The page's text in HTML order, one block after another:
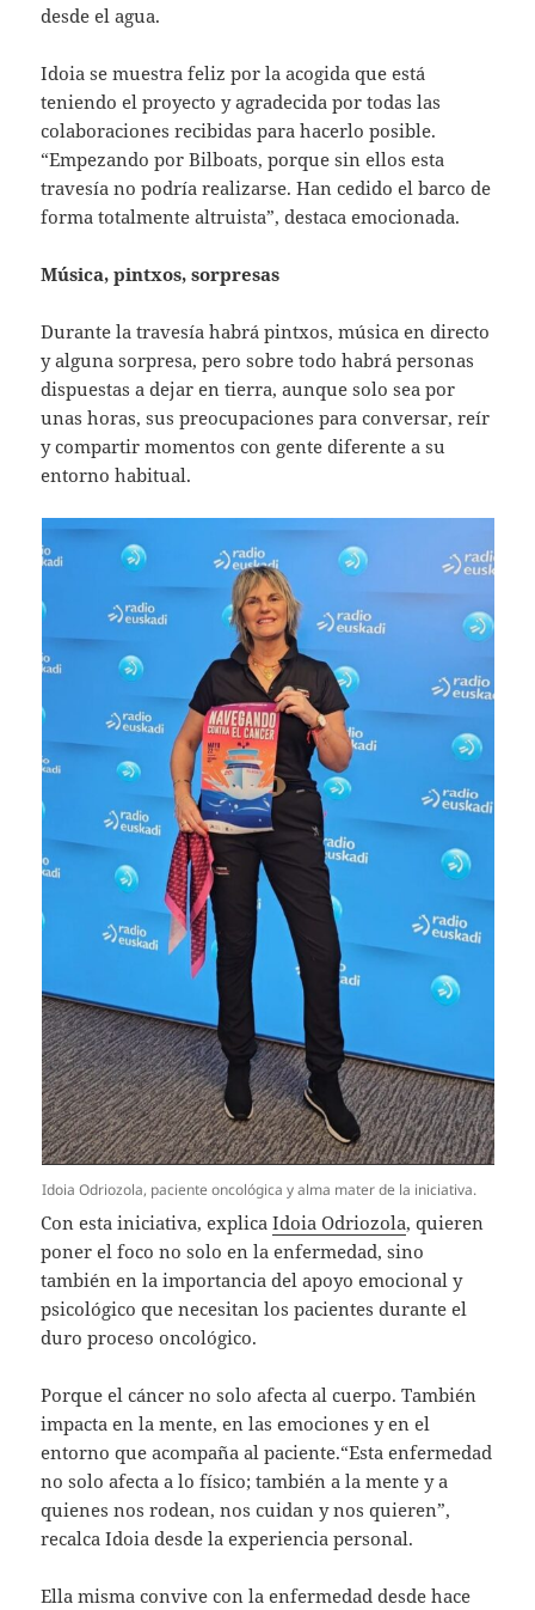
desde el agua.
Idoia se muestra feliz por la acogida que está
teniendo el proyecto y agradecida por todas las
colaboraciones recibidas para hacerlo posible.
“Empezando por Bilboats, porque sin ellos esta
travesía no podría realizarse. Han cedido el barco de
forma totalmente altruista”, destaca emocionada.
Música, pintxos, sorpresas
Durante la travesía habrá pintxos, música en directo
y alguna sorpresa, pero sobre todo habrá personas
dispuestas a dejar en tierra, aunque solo sea por
unas horas, sus preocupaciones para conversar, reír
y compartir momentos con gente diferente a su
entorno habitual.
Idoia Odriozola, paciente oncológica y alma mater de la iniciativa.
Con esta iniciativa, explicaIdoia Odriozola, quieren
poner el foco no solo en la enfermedad, sino
también en la importancia del apoyo emocional y
psicológico que necesitan los pacientes durante el
duro proceso oncológico.
Porque el cáncer no solo afecta al cuerpo. También
impacta en la mente, en las emociones y en el
entorno que acompaña al paciente.“Esta enfermedad
no solo afecta a lo físico; también a la mente y a
quienes nos rodean, nos cuidan y nos quieren”,
recalca Idoia desde la experiencia personal.
Ella misma convive con la enfermedad desde hace